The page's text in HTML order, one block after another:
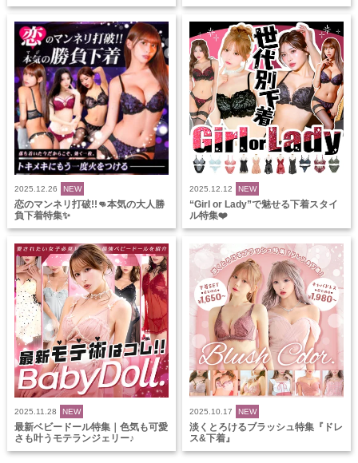
2025.12.26 NEW
恋のマンネリ打破!!👊本気の大人勝
負下着特集✨
2025.12.12 NEW
“Girl or Lady”で魅せる下着スタイ
ル特集❤️
2025.11.28 NEW
最新ベビードール特集｜色気も可愛
さも叶うモテランジェリー♪
2025.10.17 NEW
淡くとろけるブラッシュ特集『ドレ
ス&下着』